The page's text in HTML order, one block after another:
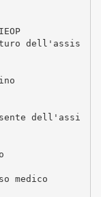
dell'assis
dell'assi
medico